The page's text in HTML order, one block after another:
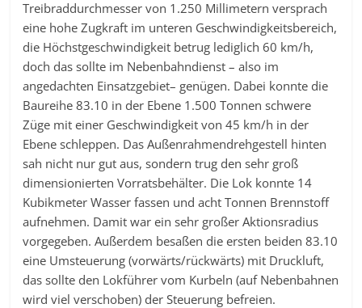
Treibraddurchmesser von 1.250 Millimetern versprach
eine hohe Zugkraft im unteren Geschwindigkeitsbereich,
die Höchstgeschwindigkeit betrug lediglich 60 km/h,
doch das sollte im Nebenbahndienst – also im
angedachten Einsatzgebiet– genügen. Dabei konnte die
Baureihe 83.10 in der Ebene 1.500 Tonnen schwere
Züge mit einer Geschwindigkeit von 45 km/h in der
Ebene schleppen. Das Außenrahmendrehgestell hinten
sah nicht nur gut aus, sondern trug den sehr groß
dimensionierten Vorratsbehälter. Die Lok konnte 14
Kubikmeter Wasser fassen und acht Tonnen Brennstoff
aufnehmen. Damit war ein sehr großer Aktionsradius
vorgegeben. Außerdem besaßen die ersten beiden 83.10
eine Umsteuerung (vorwärts/rückwärts) mit Druckluft,
das sollte den Lokführer vom Kurbeln (auf Nebenbahnen
wird viel verschoben) der Steuerung befreien.